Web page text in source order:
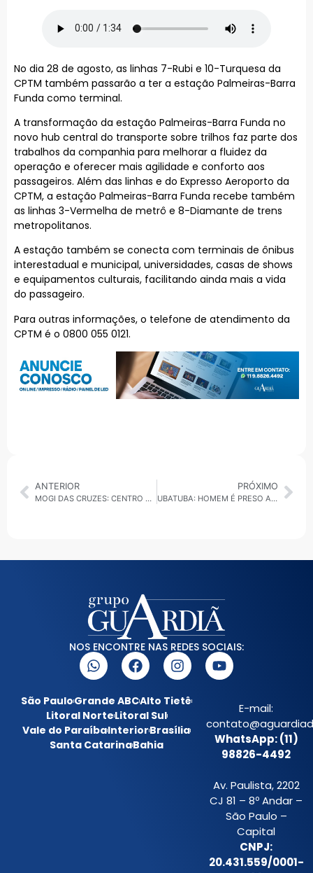
No dia 28 de agosto, as linhas 7-Rubi e 10-Turquesa da
CPTM também passarão a ter a estação Palmeiras-Barra
Funda como terminal.
A transformação da estação Palmeiras-Barra Funda no
novo hub central do transporte sobre trilhos faz parte dos
trabalhos da companhia para melhorar a fluidez da
operação e oferecer mais agilidade e conforto aos
passageiros. Além das linhas e do Expresso Aeroporto da
CPTM, a estação Palmeiras-Barra Funda recebe também
as linhas 3-Vermelha de metrô e 8-Diamante de trens
metropolitanos.
A estação também se conecta com terminais de ônibus
interestadual e municipal, universidades, casas de shows
e equipamentos culturais, facilitando ainda mais a vida
do passageiro.
Para outras informações, o telefone de atendimento da
CPTM é o 0800 055 0121.
ANTERIOR
MOGI DAS CRUZES: CENTRO DE CONTROLE DE ZOONOSES REALIZA CASTRAÇÃO DE GATOS EM ÁREA COM TRANAMISSÃO ATIVA ESPOROTRICOSE
PRÓXIMO
UBATUBA: HOMEM É PRESO APÓS TENTATIVA DE ASSALTO NA PRAIA DO TENÓRIO
NOS ENCONTRE NAS REDES SOCIAIS:
São PauloGrande ABCAlto Tietê
Litoral NorteLitoral Sul
Vale do ParaíbaInteriorBrasília
Santa CatarinaBahia
E-mail:
WhatsApp: (11)
98826-4492
Av. Paulista, 2202
CJ 81 – 8º Andar –
São Paulo –
Capital
CNPJ:
20.431.559/0001-